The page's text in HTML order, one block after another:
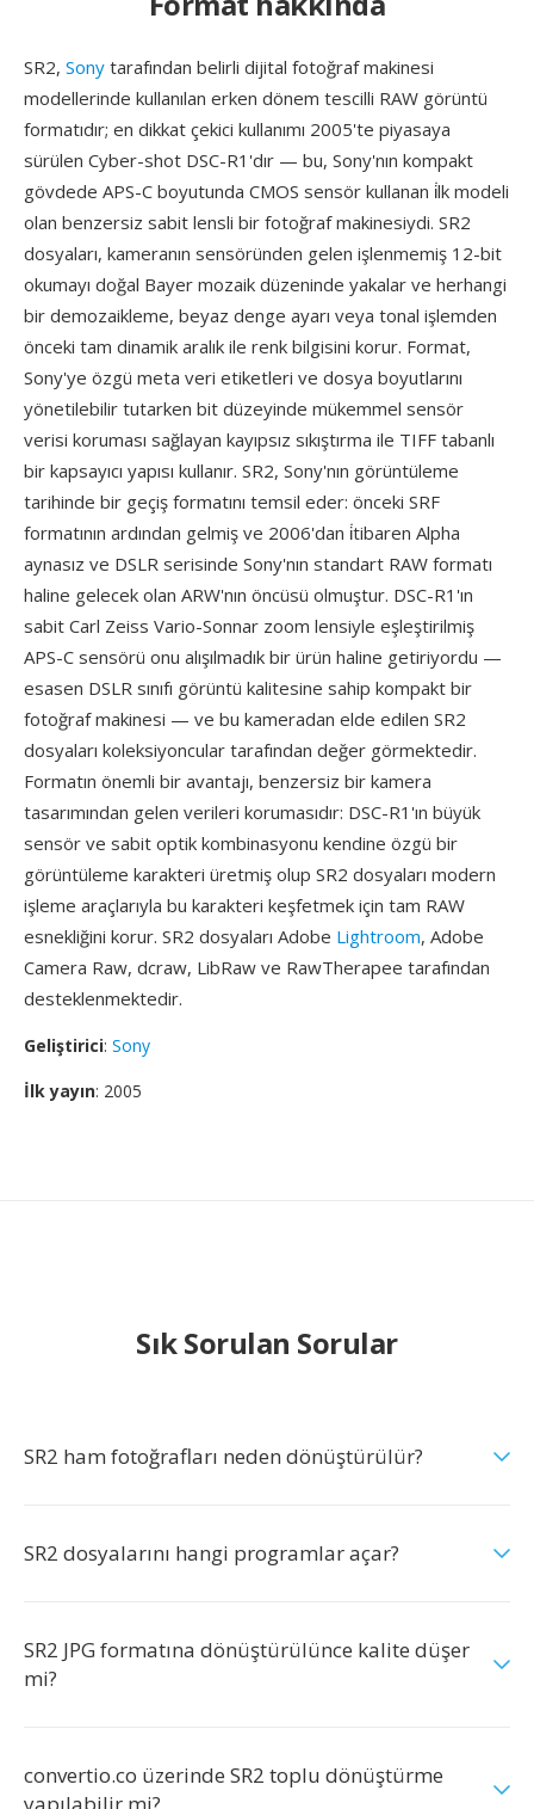
SR2, Sony tarafından belirli dijital fotoğraf makinesi
modellerinde kullanılan erken dönem tescilli RAW görüntü
formatıdır; en dikkat çekici kullanımı 2005'te piyasaya
sürülen Cyber-shot DSC-R1'dır — bu, Sony'nın kompakt
gövdede APS-C boyutunda CMOS sensör kullanan i̇lk modeli
olan benzersiz sabit lensli bir fotoğraf makinesiydi. SR2
dosyaları, kameranın sensöründen gelen işlenmemiş 12-bit
okumayı doğal Bayer mozaik düzeninde yakalar ve herhangi
bir demozaikleme, beyaz denge ayarı veya tonal işlemden
önceki tam dinamik aralık ile renk bilgisini korur. Format,
Sony'ye özgü meta veri etiketleri ve dosya boyutlarını
yönetilebilir tutarken bit düzeyinde mükemmel sensör
verisi koruması sağlayan kayıpsız sıkıştırma ile TIFF tabanlı
bir kapsayıcı yapısı kullanır. SR2, Sony'nın görüntüleme
tarihinde bir geçiş formatını temsil eder: önceki SRF
formatının ardından gelmiş ve 2006'dan i̇tibaren Alpha
aynasız ve DSLR serisinde Sony'nın standart RAW formatı
haline gelecek olan ARW'nın öncüsü olmuştur. DSC-R1'ın
sabit Carl Zeiss Vario-Sonnar zoom lensiyle eşleştirilmiş
APS-C sensörü onu alışılmadık bir ürün haline getiriyordu —
esasen DSLR sınıfı görüntü kalitesine sahip kompakt bir
fotoğraf makinesi — ve bu kameradan elde edilen SR2
dosyaları koleksiyoncular tarafından değer görmektedir.
Formatın önemli bir avantajı, benzersiz bir kamera
tasarımından gelen verileri korumasıdır: DSC-R1'ın büyük
sensör ve sabit optik kombinasyonu kendine özgü bir
görüntüleme karakteri üretmiş olup SR2 dosyaları modern
işleme araçlarıyla bu karakteri keşfetmek için tam RAW
esnekliğini korur. SR2 dosyaları Adobe Lightroom, Adobe
Camera Raw, dcraw, LibRaw ve RawTherapee tarafından
desteklenmektedir.
Geliştirici: Sony
İlk yayın: 2005
Sık Sorulan Sorular
SR2 ham fotoğrafları neden dönüştürülür?
SR2 dosyalarını hangi programlar açar?
SR2 JPG formatına dönüştürülünce kalite düşer
mi?
convertio.co üzerinde SR2 toplu dönüştürme